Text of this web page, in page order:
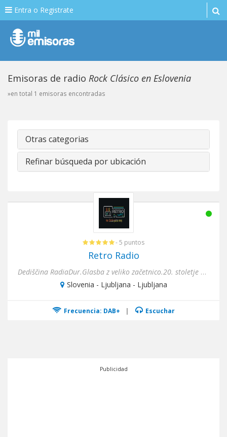
Entra o Registrate
Emisoras de radio Rock Clásico en Eslovenia
»en total 1 emisoras encontradas
Otras categorias
Refinar búsqueda por ubicación
- 5 puntos
Retro Radio
Dediščina RadiaDur.Glasba z veliko začetnico.20. stoletje nam je ponudilo toliko dobre Glasbe...
Slovenia - Ljubljana - Ljubljana
Frecuencia: DAB+ | Escuchar
Publicidad